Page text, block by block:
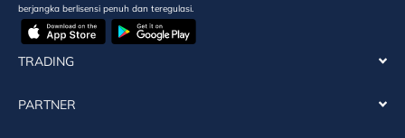
berjangka berlisensi penuh dan teregulasi.
TRADING
PARTNER